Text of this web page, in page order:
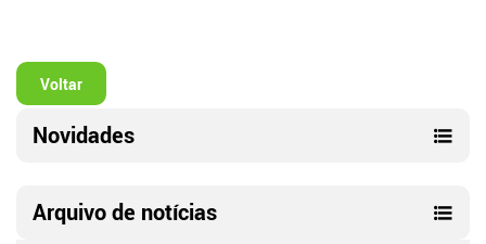
Voltar
Novidades
Arquivo de notícias